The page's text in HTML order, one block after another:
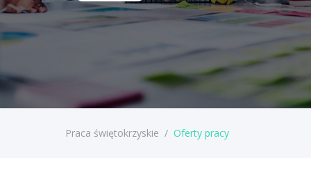
Praca świętokrzyskie / Oferty pracy